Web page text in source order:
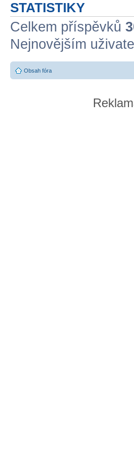
STATISTIKY
Celkem příspěvků
Nejnovějším
Obsah fóra